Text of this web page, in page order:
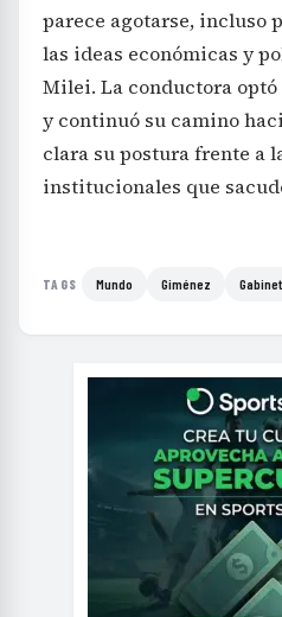
parece agotarse, incluso
las ideas económicas y
Milei. La conductora optó
y continuó su camino
clara su postura frente a
institucionales que
TAGS Mundo Giménez